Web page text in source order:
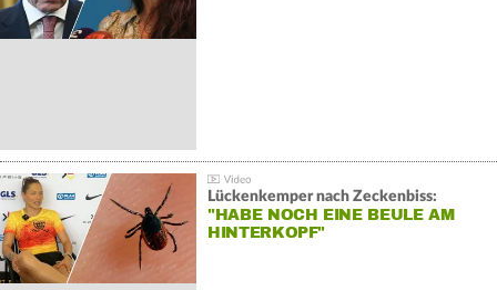
Lückenkemper nach Zeckenbiss:
"HABE NOCH EINE BEULE AM
HINTERKOPF"